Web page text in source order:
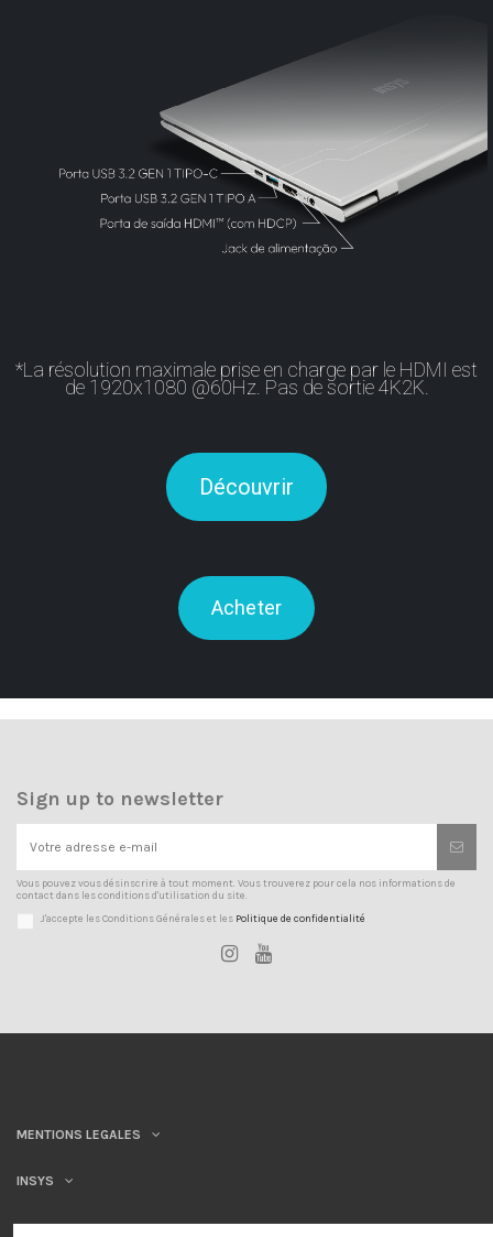
*La résolution maximale prise en charge par le HDMI est
de 1920x1080 @60Hz. Pas de sortie 4K2K.
Découvrir
Acheter
Sign up to newsletter
Vous pouvez vous désinscrire à tout moment. Vous trouverez pour cela nos informations de
contact dans les conditions d'utilisation du site.
J'accepte les Conditions Générales et les Politique de confidentialité
MENTIONS LEGALES
INSYS